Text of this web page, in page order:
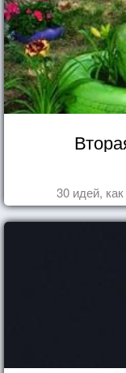
30 идей,